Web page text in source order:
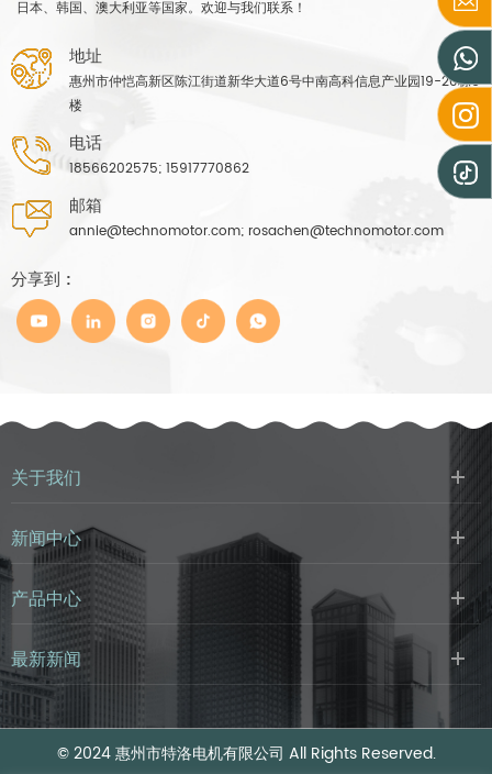
日本、韩国、澳大利亚等国家。欢迎与我们联系！
地址
惠州市仲恺高新区陈江街道新华大道6号中南高科信息产业园19-20栋6
楼
电话
18566202575; 15917770862
邮箱
annie@technomotor.com; rosachen@technomotor.com
分享到 :
关于我们
新闻中心
产品中心
最新新闻
© 2024 惠州市特洛电机有限公司 All Rights Reserved.